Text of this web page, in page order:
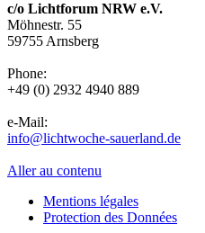
c/o Lichtforum NRW e.V.
Möhnestr. 55
59755 Arnsberg
Phone:
+49 (0) 2932 4940 889
e-Mail:
info@lichtwoche-sauerland.de
Aller au contenu
Mentions légales
Protection des Données